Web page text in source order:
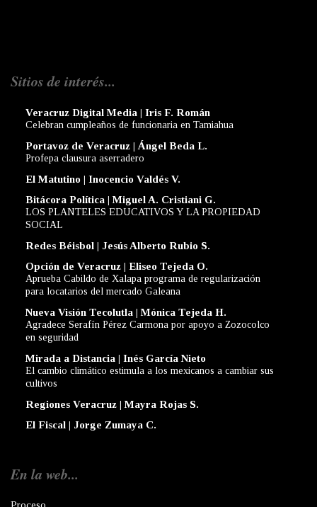
Sitios de interés...
Veracruz Digital Media | Iris F. Román
Celebran cumpleaños de funcionaria en Tamiahua
Portavoz de Veracruz | Ángel Beda L.
Profepa clausura aserradero
El Matutino | Inocencio Valdés V.
Bitácora Política | Miguel A. Cristiani G.
LOS PLANTELES EDUCATIVOS Y LA PROPIEDAD
SOCIAL
Redes Béisbol | Jesús Alberto Rubio S.
Opción de Veracruz | Eliseo Tejeda O.
Aprueba Cabildo de Xalapa programa de regularización
para locatarios del mercado Galeana
Nueva Visión Tecolutla | Mónica Tejeda H.
Agradece Serafín Pérez Carmona por apoyo a Zozocolco
en seguridad
Mirada a Distancia | Inés García Nieto
El cambio climático estimula a los mexicanos a cambiar sus
cultivos
Regiones Veracruz | Mayra Rojas S.
El Fiscal | Jorge Zumaya C.
En la web...